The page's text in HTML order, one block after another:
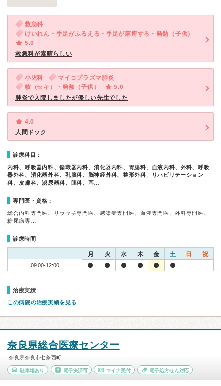
救急科
けいれん・手足がふるえる・手足が麻痺する・発熱（子供）
5.0
救急科が素晴らしい
小児科
マイコプラズマ肺炎
咳（セキ）・発熱（子供）
5.0
肺炎で入院しましたが優しい先生でした
4.0
人間ドック
診療科目：
内科、呼吸器内科、循環器内科、消化器内科、胃腸科、血液内科、外科、呼吸
器外科、消化器外科、乳腺科、脳神経外科、整形外科、リハビリテーション
科、皮膚科、泌尿器科、眼科、耳…
専門医・資格：
総合内科専門医、リウマチ専門医、感染症専門医、血液専門医、外科専門医、
糖尿病専…
診療時間
月 火 水 木 金 土 日 祝
09:00-12:00
治療実績
この病院の治療実績を見る
奈良県総合医療センター
奈良県奈良市七条西町
駐車場あり 電子決済可 マイナ受付 電子処方せん対応